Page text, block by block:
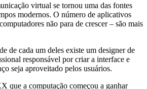
virtual se tornou uma das fontes
modernos. O número de aplicativos
não para de crescer – são mais
de cada um deles existe um designer de
responsável por criar a interface e
seja aproveitado pelos usuários.
que a computação começou a ganhar